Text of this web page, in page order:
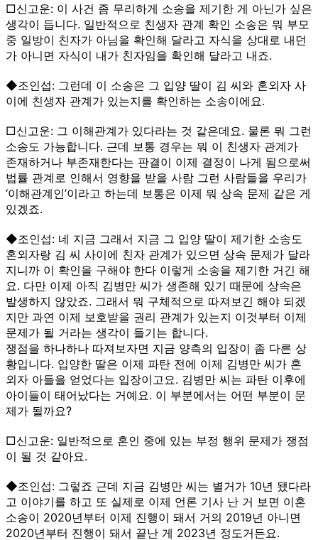
□신고운: 이 사건 좀 무리하게 소송을 제기한 게 아닌가 싶은
생각이 듭니다. 일반적으로 친생자 관계 확인 소송은 뭐 부모
중 일방이 친자가 아님을 확인해 달라고 자식을 상대로 내던
가 아니면 자식이 내가 친자임을 확인해 달라고 내죠.
◆조인섭: 그런데 이 소송은 그 입양 딸이 김 씨와 혼외자 사
이에 친생자 관계가 있는지를 확인하는 소송이에요.
□신고운: 그 이해관계가 있다라는 것 같은데요. 물론 뭐 그런
소송도 가능합니다. 근데 보통 경우는 뭐 이 친생자 관계가
존재하거나 부존재한다는 판결이 이제 결정이 나게 됨으로써
법률 관계로 인해서 영향을 받을 사람 그런 사람들을 우리가
‘이해관계인’이라고 하는데 보통은 이제 뭐 상속 문제 같은 게
있겠죠.
◆조인섭: 네 지금 그래서 지금 그 입양 딸이 제기한 소송도
혼외자랑 김 씨 사이에 친자 관계가 있으면 상속 문제가 달라
지니까 이 확인을 구해야 한다 이렇게 소송을 제기한 거긴 해
요. 다만 이제 아직 김병만 씨가 생존해 있기 때문에 상속은
발생하지 않았죠. 그래서 뭐 구체적으로 따져보긴 해야 되겠
지만 과연 이제 보호받을 권리 관계가 있는지 이것부터 이제
문제가 될 거라는 생각이 들기는 합니다.
쟁점을 하나하나 따져보자면 지금 양측의 입장이 좀 다른 상
황입니다. 입양한 딸은 이제 파탄 전에 이제 김병만 씨가 혼
외자 아들을 얻었다는 입장이고요. 김병만 씨는 파탄 이후에
아이들이 태어났다는 거예요. 이 부분에서는 어떤 부분이 문
제가 될까요?
□신고운: 일반적으로 혼인 중에 있는 부정 행위 문제가 쟁점
이 될 것 같아요.
◆조인섭: 그렇죠 근데 지금 김병만 씨는 별거가 10년 됐다라
고 이야기를 하고 또 실제로 이제 언론 기사 난 거 보면 이혼
소송이 2020년부터 이제 진행이 돼서 거의 2019년 아니면
2020년부터 진행이 돼서 끝난 게 2023년 정도거든요.